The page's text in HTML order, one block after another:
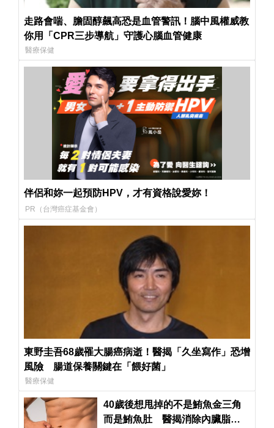
走路會喘、膽固醇飆高恐是血管警訊！腦中風權威教
你用「CPR三步導航」守護心腦血管健康
醫療保健
伴侶和妳一起預防HPV，才有資格說愛妳！
PR（台灣癌症基金會）
東野圭吾68歲罹大腸癌病逝！醫揭「久坐寫作」恐增
風險 腸道保養關鍵在「餵好菌」
醫療保健
40歲後想甩掉的不是鮪魚金三角
而是鮪魚肚 醫揭消除內臟脂肪